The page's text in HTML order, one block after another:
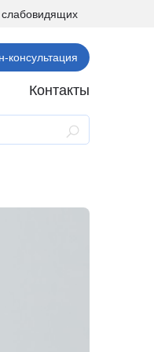
консультация
Контакты